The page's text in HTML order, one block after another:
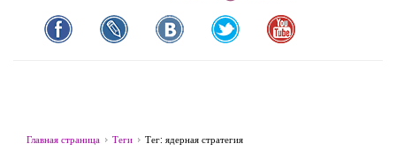
Главная страница Теги Тег: ядерная стратегия